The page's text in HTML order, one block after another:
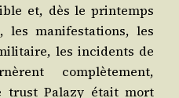
et, dès le prin­temps
les mani­fes­ta­tions, les
les inci­dents de
com­plè­te­ment,
trust Pala­zy était mort